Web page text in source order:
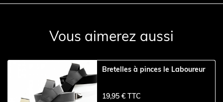
Vous aimerez aussi
Bretelles à pinces le Laboureur
19,95 € TTC